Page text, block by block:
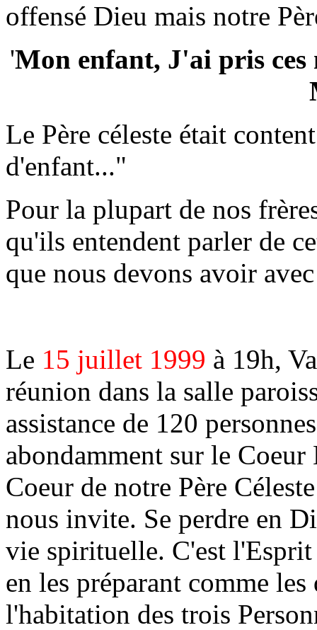
offensé Dieu mais notre
'Mon enfant, J'ai pris ces
Le Père céleste était
d'enfant..."
Pour la plupart de nos
qu'ils entendent parler de
que nous devons avoir
Le 15 juillet 1999 à 19h,
réunion dans la salle
assistance de 120
abondamment sur le
Coeur de notre Père
nous invite. Se perdre en
vie spirituelle. C'est
en les préparant comme
l'habitation des trois